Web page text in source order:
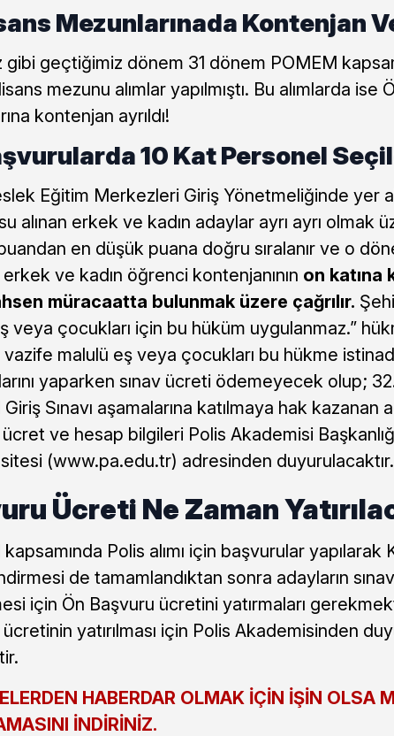
Mezunlarınada Kontenjan
gibi geçtiğimiz dönem 31 dönem POMEM
mezunu alımlar yapılmıştı. Bu alımlarda ise
kontenjan ayrıldı!
10 Kat Personel
Eğitim Merkezleri Giriş Yönetmeliğinde yer
alınan erkek ve kadın adaylar ayrı ayrı olmak
en düşük puana doğru sıralanır ve o
erkek ve kadın öğrenci kontenjanının on katına
müracaatta bulunmak üzere çağrılır.
veya çocukları için bu hüküm uygulanmaz.”
malulü eş veya çocukları bu hükme
yaparken sınav ücreti ödemeyecek olup;
Sınavı aşamalarına katılmaya hak kazanan
ve hesap bilgileri Polis Akademisi
(www.pa.edu.tr) adresinden duyurulacaktır.
Ücreti Ne Zaman
Polis alımı için başvurular yapılarak
de tamamlandıktan sonra adayların
için Ön Başvuru ücretini yatırmaları
yatırılması için Polis Akademisinden
HABERDAR OLMAK İÇİN İŞİN OLSA
İNDİRİNİZ.